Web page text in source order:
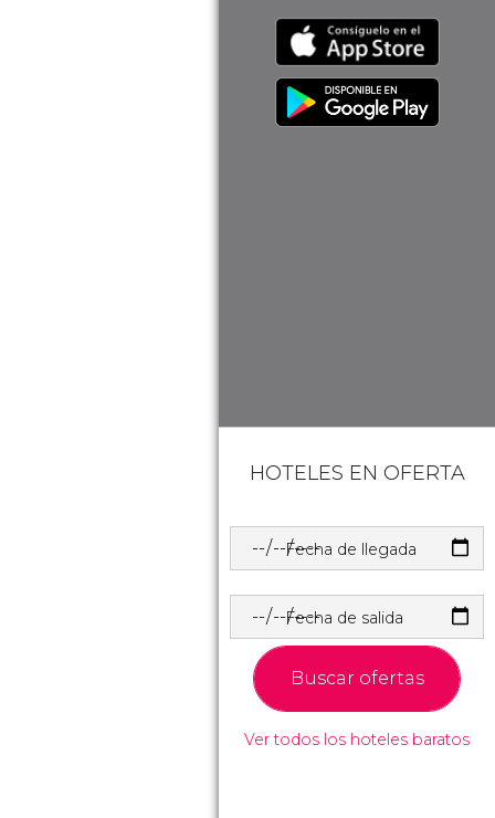
HOTELES EN OFERTA
Fecha de llegada
Fecha de salida
Buscar ofertas
Ver todos los hoteles baratos